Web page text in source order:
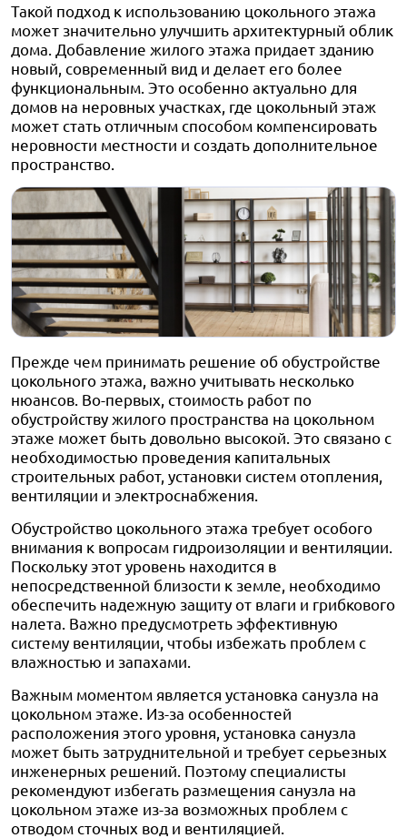
Такой подход к использованию цокольного этажа
может значительно улучшить архитектурный облик
дома. Добавление жилого этажа придает зданию
новый, современный вид и делает его более
функциональным. Это особенно актуально для
домов на неровных участках, где цокольный этаж
может стать отличным способом компенсировать
неровности местности и создать дополнительное
пространство.
Прежде чем принимать решение об обустройстве
цокольного этажа, важно учитывать несколько
нюансов. Во-первых, стоимость работ по
обустройству жилого пространства на цокольном
этаже может быть довольно высокой. Это связано с
необходимостью проведения капитальных
строительных работ, установки систем отопления,
вентиляции и электроснабжения.
Обустройство цокольного этажа требует особого
внимания к вопросам гидроизоляции и вентиляции.
Поскольку этот уровень находится в
непосредственной близости к земле, необходимо
обеспечить надежную защиту от влаги и грибкового
налета. Важно предусмотреть эффективную
систему вентиляции, чтобы избежать проблем с
влажностью и запахами.
Важным моментом является установка санузла на
цокольном этаже. Из-за особенностей
расположения этого уровня, установка санузла
может быть затруднительной и требует серьезных
инженерных решений. Поэтому специалисты
рекомендуют избегать размещения санузла на
цокольном этаже из-за возможных проблем с
отводом сточных вод и вентиляцией.